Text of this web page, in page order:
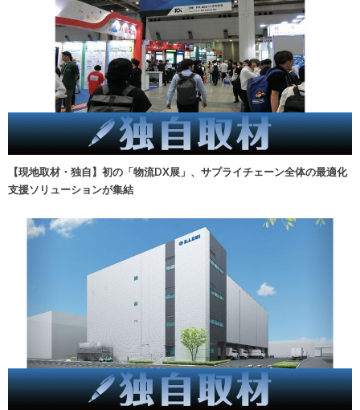
【現地取材・独自】初の「物流DX展」、サプライチェーン全体の最適化
支援ソリューションが集結